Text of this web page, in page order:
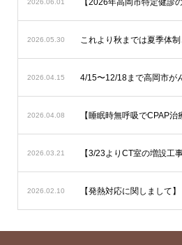
2026.05.30
2026.04.15
2026.04.08
2026.03.21
2026.02.10 【発熱対応に関しまして】